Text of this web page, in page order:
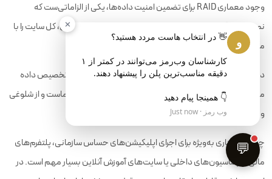
وجود معماری RAID برای تضمین امنیت داده‌ها، یکی از الزاماتی‌ست که
نمی‌توان از آن صرف‌نظر کرد؛ زیرا کوچک‌ترین خطا در ذخیره‌سازی، کل سایت را با
مشکل مواجه می‌کند.
در یک هاست ویندوز حرفه‌ای، منابع هر کاربر به صورت ایزوله تخصیص داده
می‌شود. این یعنی CPU، رم و فضای دیسک مختص سایت شماست و از شلوغی
و افت سرعت ناشی از کاربران دیگر خبری نیست.
چنین ساختاری به‌ویژه برای اجرای اپلیکیشن‌های حساس سازمانی، پلتفرم‌های
مالی، اتوماسیون‌های داخلی یا سایت‌های آموزش آنلاین بسیار مهم است. در
💬
✕
و
👇 همینجا پیام دهید
وب رمز · Just now